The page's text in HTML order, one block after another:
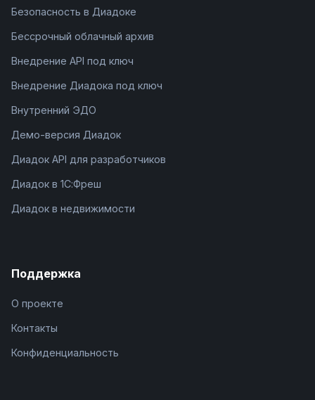
Безопасность в Диадоке
Бессрочный облачный архив
Внедрение API под ключ
Внедрение Диадока под ключ
Внутренний ЭДО
Демо-версия Диадок
Диадок API для разработчиков
Диадок в 1С:Фреш
Диадок в недвижимости
Поддержка
О проекте
Контакты
Конфиденциальность